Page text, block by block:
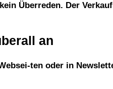
Überreden. Der
an
ten oder in